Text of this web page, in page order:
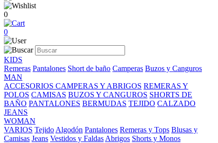
0
0
KIDS
Remeras Pantalones Short de baño Camperas Buzos y Canguros
MAN
ACCESORIOS CAMPERAS Y ABRIGOS REMERAS Y
POLOS CAMISAS BUZOS Y CANGUROS SHORTS DE
BAÑO PANTALONES BERMUDAS TEJIDO CALZADO
JEANS
WOMAN
VARIOS Tejido Algodón Pantalones Remeras y Tops Blusas y
Camisas Jeans Vestidos y Faldas Abrigos Shorts y Monos